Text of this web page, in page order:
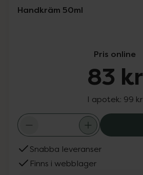
Handkräm 50ml
Pris online
83 kr
I apotek: 99 kr
Snabba leveranser
Finns i webblager